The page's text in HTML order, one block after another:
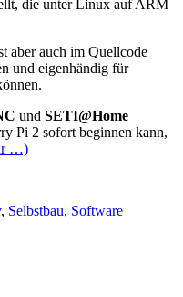
die unter Linux auf ARM
aber auch im Quellcode
und eigenhändig für
und SETI@Home
Pi 2 sofort beginnen kann,
…)
, Selbstbau, Software